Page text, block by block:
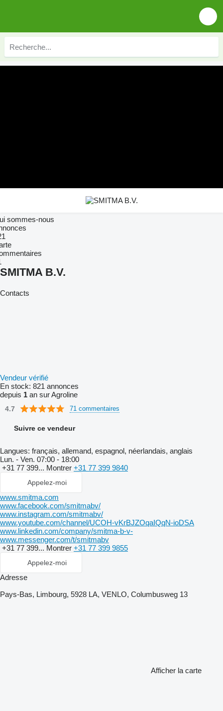
sommes-nous
SMITMA B.V.
Contacts
Vendeur vérifié
En stock: 821 annonces
depuis 1 an sur Agroline
4.7 71 commentaires
Suivre ce vendeur
Langues: français, allemand, espagnol, néerlandais, anglais
Lun. - Ven. 07:00 - 18:00
+31 77 399... Montrer +31 77 399 9840
Appelez-moi
www.smitma.com
www.facebook.com/smitmabv/
www.instagram.com/smitmabv/
www.youtube.com/channel/UCOH-vKrBJZOqaIQqN-ioDSA
www.linkedin.com/company/smitma-b-v-
www.messenger.com/t/smitmabv
+31 77 399... Montrer +31 77 399 9855
Appelez-moi
Adresse
Pays-Bas, Limbourg, 5928 LA, VENLO, Columbusweg 13
Afficher la carte